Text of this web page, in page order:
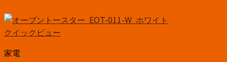
クイックビュー
家電